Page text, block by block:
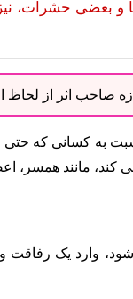
و بعضی حشرات،
صاحب اثر از
به کسانی که
مانند همسر،
وارد یک رفاقت